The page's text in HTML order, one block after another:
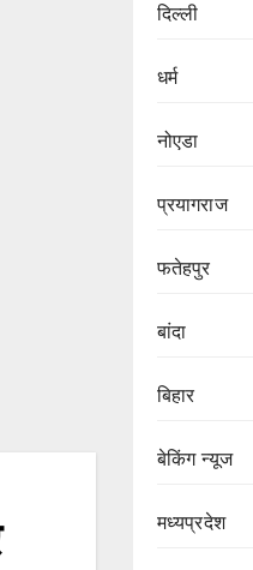
दिल्ली
धर्म
नोएडा
प्रयागराज
फतेहपुर
बांदा
बिहार
बेकिंग न्यूज
मध्यप्रदेश